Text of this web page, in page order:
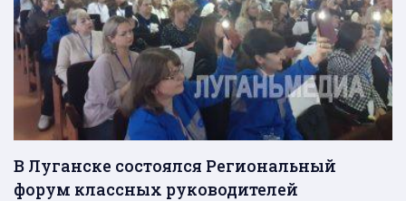
В Луганске состоялся Региональный
форум классных руководителей